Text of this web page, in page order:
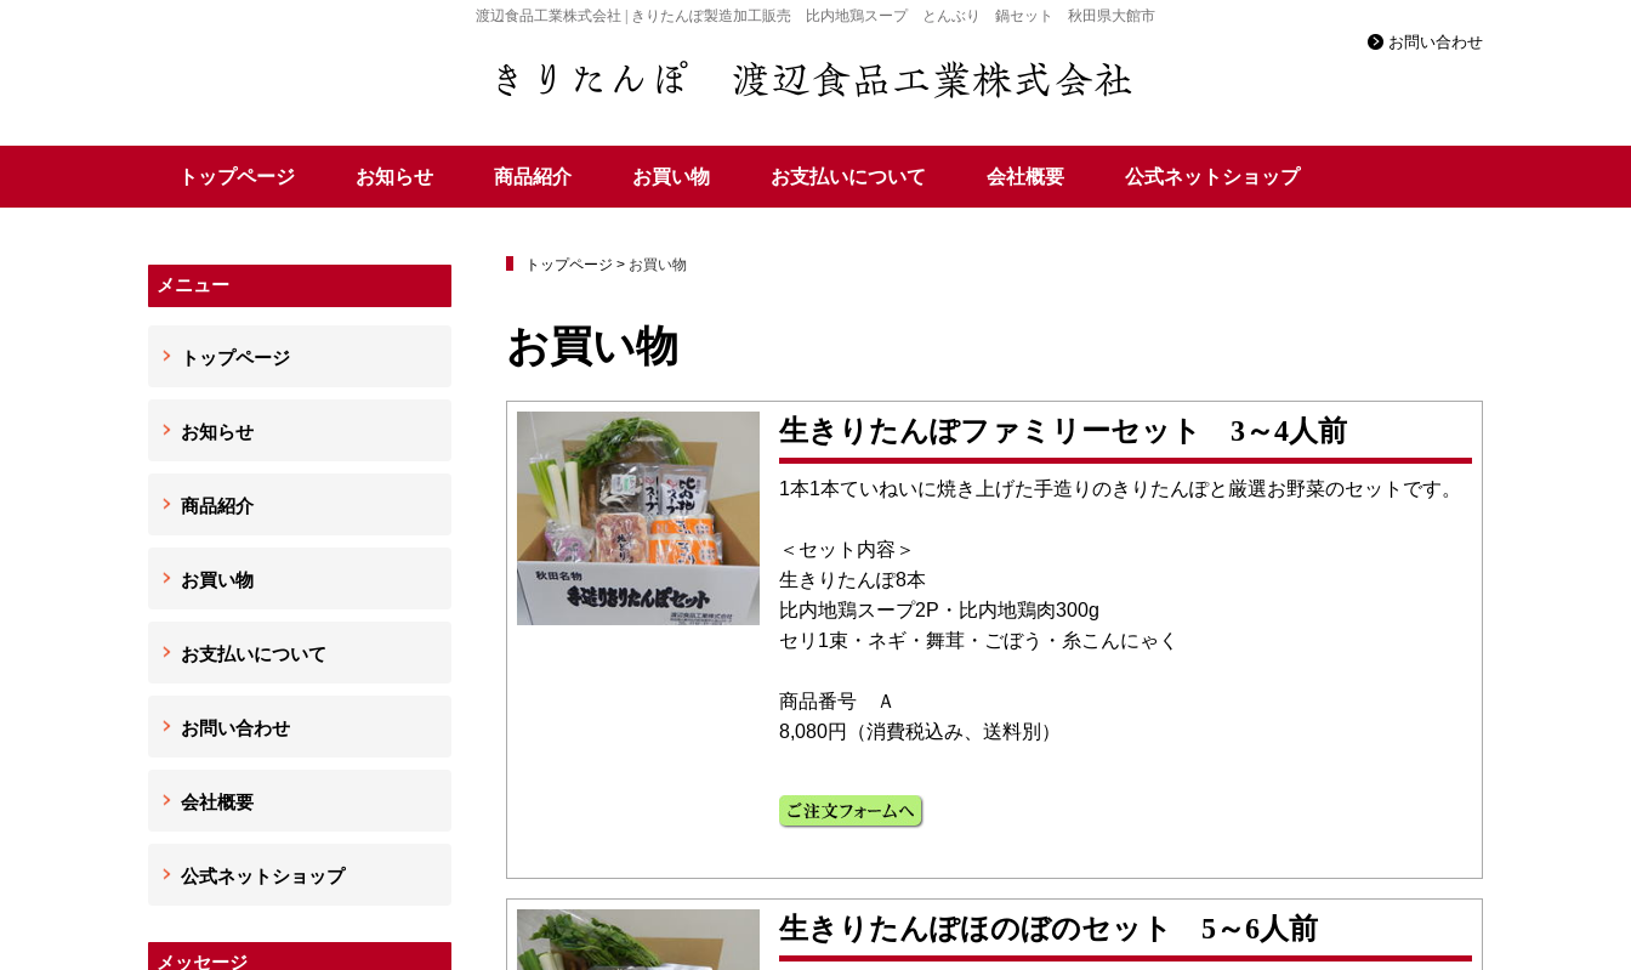
渡辺食品工業株式会社 | きりたんぽ製造加工販売 比内地鶏スープ とんぶり 鍋セット 秋田県大館市
お問い合わせ
トップページ お知らせ 商品紹介 お買い物 お支払いについて 会社概要 公式ネットショップ
メニュー
トップページ
お知らせ
商品紹介
お買い物
お支払いについて
お問い合わせ
会社概要
公式ネットショップ
メッセージ
トップページ > お買い物
お買い物
生きりたんぽファミリーセット 3～4人前
1本1本ていねいに焼き上げた手造りのきりたんぽと厳選お野菜のセットです。
＜セット内容＞
生きりたんぽ8本
比内地鶏スープ2P・比内地鶏肉300g
セリ1束・ネギ・舞茸・ごぼう・糸こんにゃく
商品番号 Ａ
8,080円（消費税込み、送料別）
生きりたんぽほのぼのセット 5～6人前